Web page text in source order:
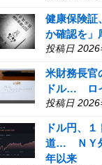
健康保険証
か確認を」
投稿日 2026
米財務長官
ドル… ロ
投稿日 2026
ドル円、
道… ＮＹ外
年以来